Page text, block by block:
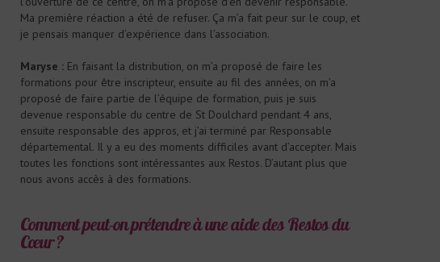
Ma première réaction a été de refuser. Ça m’a fait peur sur le coup, et
je pensais manquer d’expérience dans l’association.
Maryse : En faisant la distribution, on m’a proposé de faire les
formations pour être inscripteur, ensuite au fil des années, on m’a
proposé de faire partie de l’équipe de formation, puis je suis
devenue responsable du centre de St Doulchard pendant 4 ans,
ensuite responsable des appros, et j’ai terminé par Responsable
départemental. Il y a eu des moments difficiles avant d’accepter. Mais
toutes les fonctions sont intéressantes aux Restos. D’autant plus que
nous avons accès à des formations.
Comment peut-on prétendre à une aide des Restos du
Cœur ?